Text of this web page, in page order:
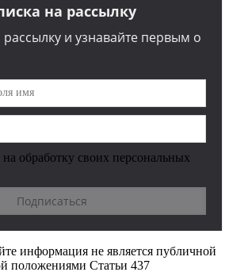
на рассылку
и узнавайте первым о
на обработку своих персональных
информация не является публичной
положениями Статьи 437